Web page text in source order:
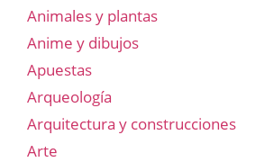
Animales y plantas
Anime y dibujos
Apuestas
Arqueología
Arquitectura y construcciones
Arte